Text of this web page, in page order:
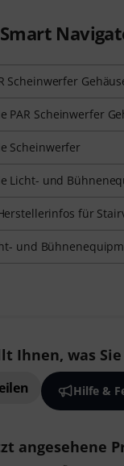
Smart
Scheinwerfer
PAR Scheinwerfer
Scheinwerfer
Licht- und
für
und
Ihnen, was Sie
Hilfe &
angesehene